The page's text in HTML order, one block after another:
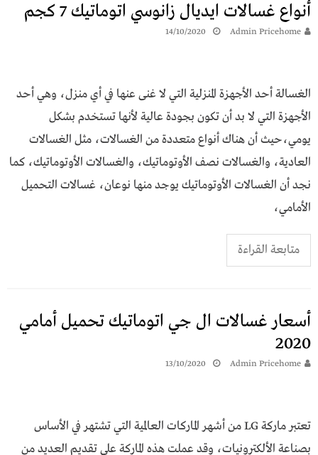
أنواع غسالات ايديال زانوسي اتوماتيك 7 كجم
Admin Pricehome
14/10/2020
الغسالة أحد الأجهزة المنزلية التي لا غنى عنها في أي منزل، وهي أحد
الأجهزة التي لا بد أن تكون بجودة عالية لأنها تستخدم بشكل
يومي،حيث أن هناك أنواع متعددة من الغسالات، مثل الغسالات
العادية، والغسالات نصف الأوتوماتيك، والغسالات الأوتوماتيك، كما
نجد أن الغسالات الأوتوماتيك يوجد منها نوعان، غسالات التحميل
الأمامي،
متابعة القراءة
أسعار غسالات ال جي اتوماتيك تحميل أمامي
2020
Admin Pricehome
13/10/2020
تعتبر ماركة LG من أشهر الماركات العالمية التي تشتهر في الأساس
بصناعة الألكترونيات، وقد عملت هذه الماركة على تقديم العديد من